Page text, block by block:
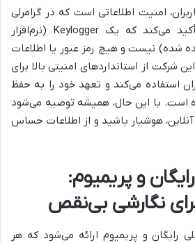
امنیت اطلاعاتی است که در گرامرلی
وارد می‌کنند. گرامرلی تأکید می‌کند که یک Keylogger (نرم‌افزار
شده) نیست و هیچ رمز عبور یا اطلاعات
شرکت از استانداردهای امنیتی بالا برای
استفاده می‌کند و تعهد خود را به حفظ
است. با این حال، همیشه توصیه می‌شود
آنلاین، هوشیار باشید و از اطلاعات حساس
و پریمیوم:
نگارشی بی‌نقص
رایگان و پریمیوم ارائه می‌شود که هر